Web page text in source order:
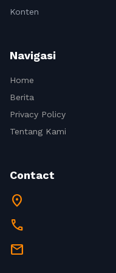
Konten
Navigasi
Home
Berita
Privacy Policy
Tentang Kami
Contact
location_on
call
mail